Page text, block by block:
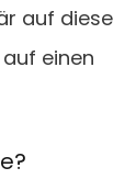
auf diese
einen